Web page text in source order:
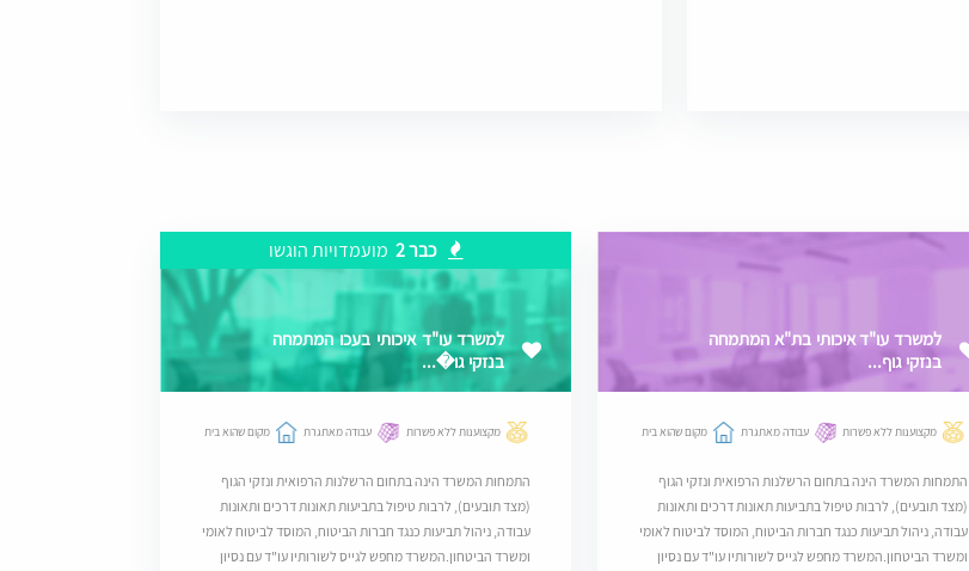
למשרד עו"ד איכותי בת"א המתמחה
בנזקי גוף...
מקצוענות ללא פשרות עבודה מאתגרת מקום שהוא בית
התמחות המשרד הינה בתחום הרשלנות הרפואית ונזקי הגוף
(מצד תובעים), לרבות טיפול בתביעות תאונות דרכים ותאונות
עבודה, ניהול תביעות כנגד חברות הביטוח, המוסד לביטוח לאומי
ומשרד הביטחון.המשרד מחפש לגייס לשורותיו עו"ד עם נסיון
כבר 2 מועמדויות הוגשו
למשרד עו"ד איכותי בעכו המתמחה
בנזקי גו�...
מקצוענות ללא פשרות עבודה מאתגרת מקום שהוא בית
התמחות המשרד הינה בתחום הרשלנות הרפואית ונזקי הגוף
(מצד תובעים), לרבות טיפול בתביעות תאונות דרכים ותאונות
עבודה, ניהול תביעות כנגד חברות הביטוח, המוסד לביטוח לאומי
ומשרד הביטחון.המשרד מחפש לגייס לשורותיו עו"ד עם נסיון